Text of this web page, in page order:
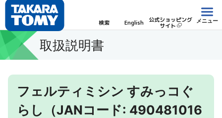
検索 English 公式ショッピング
サイト
メニュー
取扱説明書
フェルティミシン すみっコぐ
らし（JANコード: 490481016